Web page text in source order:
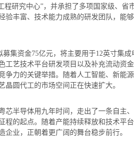
程研究中心”，并承担了多项国家级、省
验丰富、技术能力成熟的研发团队，能
集资金75亿元，将主要用于12英寸集
工艺技术平台研发项目以及补充流动资
争力的关键举措。随着人工智能、新能
晶圆代工的市场空间正在快速扩大。
芯半导体用九年时间，走出了一条自主
程的起点。随着产能持续释放和技术平
企业，正朝着更广阔的舞台稳步前行。